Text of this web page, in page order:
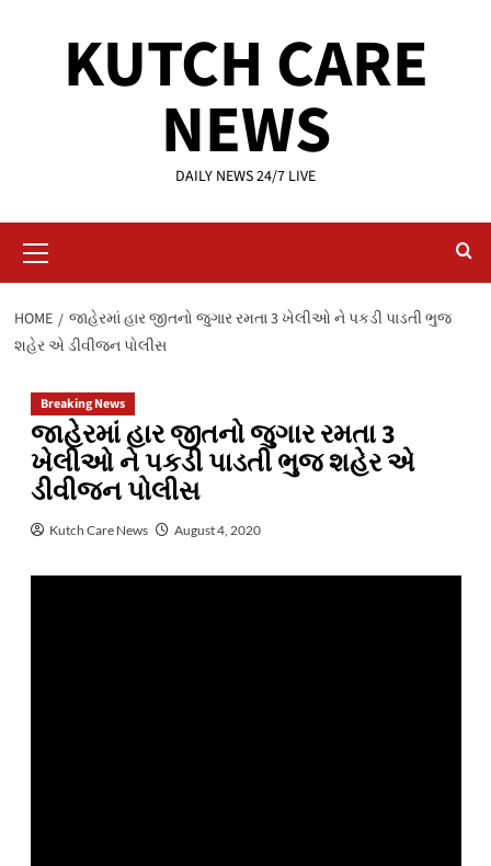
KUTCH CARE
NEWS
DAILY NEWS 24/7 LIVE
Menu
HOME
જાહેરમાં હાર જીતનો જુગાર રમતા 3 ખેલીઓ ને પકડી પાડતી ભુજ
શહેર એ ડીવીજન પોલીસ
Breaking News
જાહેરમાં હાર જીતનો જુગાર રમતા 3
ખેલીઓ ને પકડી પાડતી ભુજ શહેર એ
ડીવીજન પોલીસ
Kutch Care News August 4, 2020